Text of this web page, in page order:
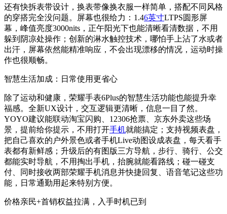
还有快拆表带设计，换表带像换衣服一样简单，搭配不同风格
的穿搭完全没问题。屏幕也很给力：1.46英寸LTPS圆形屏
幕，峰值亮度3000nits，正午阳光下也能清晰看清数据，不用
躲到阴凉处操作；创新的淋水触控技术，哪怕手上沾了水或者
出汗，屏幕依然能精准响应，不会出现漂移的情况，运动时操
作也很顺畅。
智慧生活加成：日常使用更省心
除了运动和健康，荣耀手表6Plus的智慧生活功能也能提升幸
福感。全新UX设计，交互逻辑更清晰，信息一目了然。
YOYO建议能联动淘宝闪购、12306抢票、京东外卖这些场
景，提前给你提示，不用打开手机就能搞定；支持视频表盘，
把自己喜欢的户外景色或者手机Live动图设成表盘，每天看手
表都有新鲜感；升级后的有图版三方导航，步行、骑行、公交
都能实时导航，不用掏出手机，抬腕就能看路线；碰一碰支
付、同时接收两部荣耀手机消息并快捷回复、语音笔记这些功
能，日常通勤用起来特别方便。
价格亲民+首销权益拉满，入手时机已到